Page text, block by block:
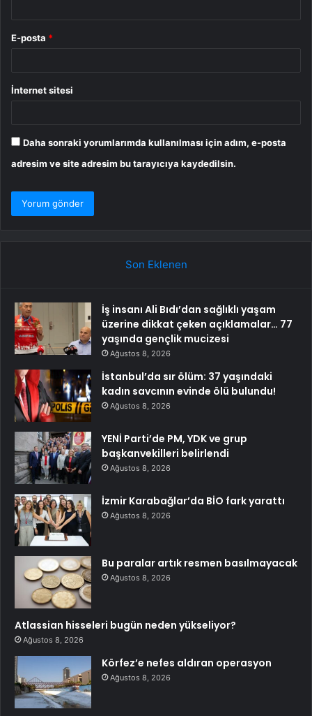
E-posta *
İnternet sitesi
Daha sonraki yorumlarımda kullanılması için adım, e-posta
adresim ve site adresim bu tarayıcıya kaydedilsin.
Son Eklenen
İş insanı Ali Bıdı’dan sağlıklı yaşam
üzerine dikkat çeken açıklamalar… 77
yaşında gençlik mucizesi
Ağustos 8, 2026
İstanbul’da sır ölüm: 37 yaşındaki
kadın savcının evinde ölü bulundu!
Ağustos 8, 2026
YENİ Parti’de PM, YDK ve grup
başkanvekilleri belirlendi
Ağustos 8, 2026
İzmir Karabağlar’da BİO fark yarattı
Ağustos 8, 2026
Bu paralar artık resmen basılmayacak
Ağustos 8, 2026
Atlassian hisseleri bugün neden yükseliyor?
Ağustos 8, 2026
Körfez’e nefes aldıran operasyon
Ağustos 8, 2026